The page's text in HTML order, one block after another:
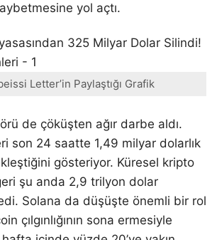
yol açtı.
Letter’in Paylaştığı Grafik
de çöküşten ağır darbe aldı.
son 24 saatte 1,49 milyar dolarlık
gösteriyor. Küresel kripto
şu anda 2,9 trilyon dolar
Solana da düşüşte önemli bir rol
çılgınlığının sona ermesiyle